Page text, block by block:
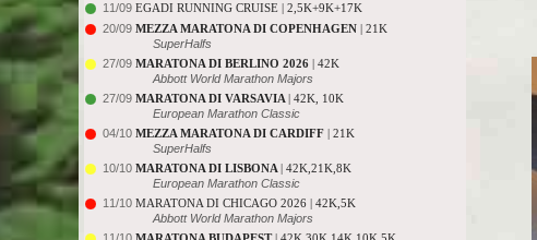
11/09 EGADI RUNNING CRUISE | 2,5K+9K+17K
20/09 MEZZA MARATONA DI COPENHAGEN | 21K
SuperHalfs
27/09 MARATONA DI BERLINO 2026 | 42K
Abbott World Marathon Majors
27/09 MARATONA DI VARSAVIA | 42K, 10K
European Marathon Classic
04/10 MEZZA MARATONA DI CARDIFF | 21K
SuperHalfs
10/10 MARATONA DI LISBONA | 42K,21K,8K
European Marathon Classic
11/10 MARATONA DI CHICAGO 2026 | 42K,5K
Abbott World Marathon Majors